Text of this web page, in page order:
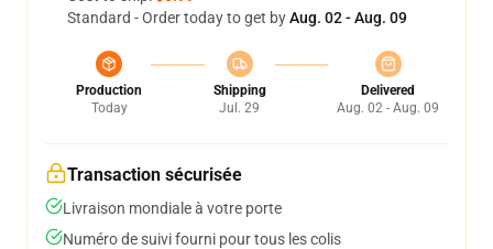
Standard - Order today to get byAug. 02 - Aug. 09
Production
Today
Shipping
Jul. 29
Delivered
Aug. 02 - Aug. 09
Transaction sécurisée
Livraison mondiale à votre porte
Numéro de suivi fourni pour tous les colis